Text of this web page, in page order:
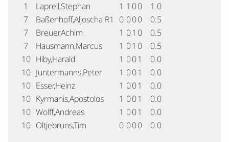
1
Laprell,Stephan 1 1 00
1.0
7
Baßenhoff,Aljoscha R1 0 000
0.5
7
Breuer,Achim 1 01 0
0.5
7
Hausmann,Marcus 1 01 0
0.5
10 Hiby,Harald 1 001
0.0
10 Juntermanns,Peter 1 001
0.0
10 Esser,Heinz 1 001
0.0
10 Kyrmanis,Apostolos 1 001
0.0
10 Wolff,Andreas 1 001
0.0
10 Oltjebruns,Tim 0 000 0.0